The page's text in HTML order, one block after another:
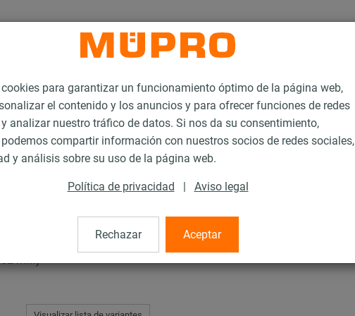
para garantizar un funcionamiento óptimo de la página web,
el contenido y los anuncios y para ofrecer funciones de redes
analizar nuestro tráfico de datos. Si nos da su consentimiento,
compartir información con nuestros socios de redes sociales,
y análisis sobre su uso de la página web.
Política de privacidad | Aviso legal
Rechazar Aceptar
mm)